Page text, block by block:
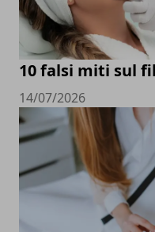
10 falsi miti sul
14/07/2026